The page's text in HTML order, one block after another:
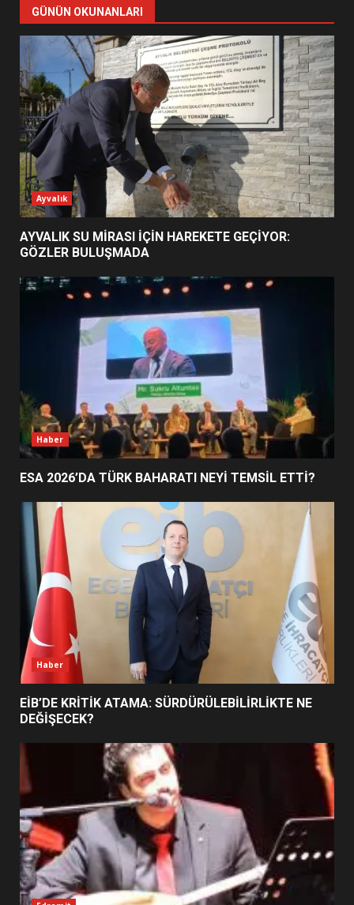
7
YENİ YÖNETİM NASIL
ŞEKİLLENDİ?
1
AYVALIK SU MİRASI İÇİN
HAREKETE GEÇİYOR: GÖZLER
BULUŞMADA
2
ESA 2026’DA TÜRK BAHARATI
NEYİ TEMSİL ETTİ?
EİB’DE KRİTİK ATAMA:
SÜRDÜRÜLEBİLİRLİKTE NE
DEĞİŞECEK?
4
EDREMİT’İN GURURU TÜRKİYE
FİNALİNDE NE BAŞARDI?
5
UZATILDI: NE DEĞİŞTİ?
6
BURHANİYE SATRANÇ
TURNUVASI KAYITLARI NEYİ
DEĞİŞTİRİYOR?
BURHANİYE BELEDİYESPOR’DA
YENİ YÖNETİM NASIL
GÜNÜN OKUNANLARI
Ayvalık
AYVALIK SU MİRASI İÇİN HAREKETE GEÇİYOR:
GÖZLER BULUŞMADA
Haber
ESA 2026’DA TÜRK BAHARATI NEYİ TEMSİL ETTİ?
Haber
EİB’DE KRİTİK ATAMA: SÜRDÜRÜLEBİLİRLİKTE NE
DEĞİŞECEK?